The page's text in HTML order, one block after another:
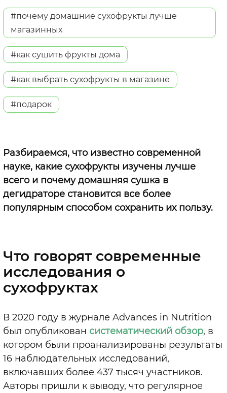
#почему домашние сухофрукты лучше
магазинных
#как сушить фрукты дома
#как выбрать сухофрукты в магазине
#подарок
Разбираемся, что известно современной
науке, какие сухофрукты изучены лучше
всего и почему домашняя сушка в
дегидраторе становится все более
популярным способом сохранить их пользу.
Что говорят современные
исследования о
сухофруктах
В 2020 году в журнале Advances in Nutrition
был опубликован систематический обзор, в
котором были проанализированы результаты
16 наблюдательных исследований,
включавших более 437 тысяч участников.
Авторы пришли к выводу, что регулярное